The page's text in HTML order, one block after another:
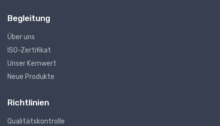
Begleitung
Über uns
ISO-Zertifikat
Unser Kernwert
Neue Produkte
Richtlinien
Qualitätskontrolle